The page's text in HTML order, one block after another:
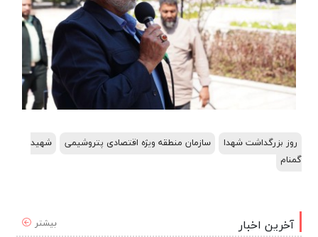
روز بزرگداشت شهدا سازمان منطقه ویژه اقتصادی پتروشیمی
شهید
گمنام
بیشتر آخرین اخبار